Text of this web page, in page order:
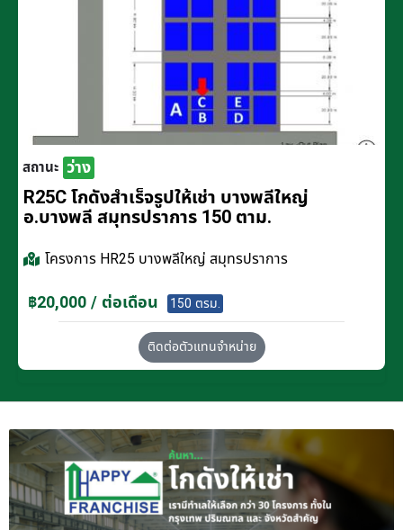
สถานะ ว่าง
R25C โกดังสำเร็จรูปให้เช่า บางพลีใหญ่
อ.บางพลี สมุทรปราการ 150 ตาม.
โครงการ HR25 บางพลีใหญ่ สมุทรปราการ
฿20,000 / ต่อเดือน 150 ตรม.
ติดต่อตัวแทนจำหน่าย